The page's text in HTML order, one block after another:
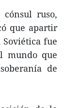
ruso,
que apartir
fue
mundo que
de